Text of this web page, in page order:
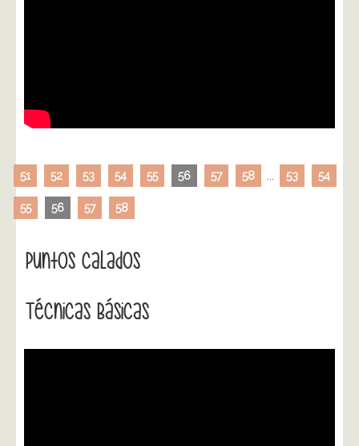
51 52 53 54 55 56 57 58 53 54
55 56 57 58
Puntos Calados
Técnicas Básicas